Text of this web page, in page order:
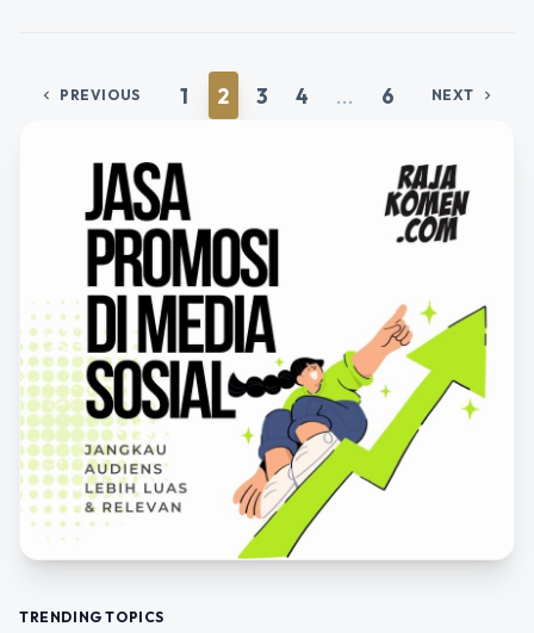
chevron_left PREVIOUS 1 2 3 4 ... 6 NEXT chevron_right
TRENDING TOPICS